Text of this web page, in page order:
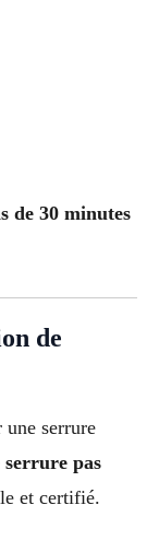
de 30 minutes
de
serrure
serrure pas
et certifié.